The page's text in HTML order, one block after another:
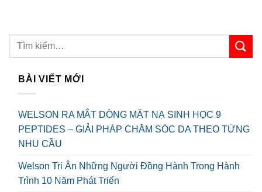
BÀI VIẾT MỚI
WELSON RA MẮT DÒNG MẶT NẠ SINH HỌC 9
PEPTIDES – GIẢI PHÁP CHĂM SÓC DA THEO TỪNG
NHU CẦU
Welson Tri Ân Những Người Đồng Hành Trong Hành
Trình 10 Năm Phát Triển